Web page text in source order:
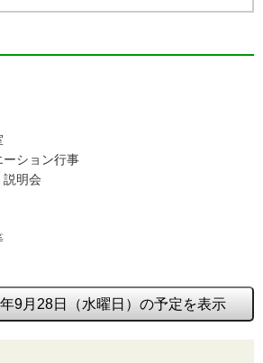
ーション行事
説明会
9月28日（水曜日）の予定を表示